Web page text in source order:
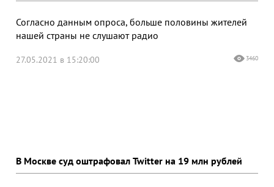
Согласно данным опроса, больше половины жителей
нашей страны не слушают радио
27.05.2021 в 15:20:00 3460
В Москве суд оштрафовал Twitter на 19 млн рублей